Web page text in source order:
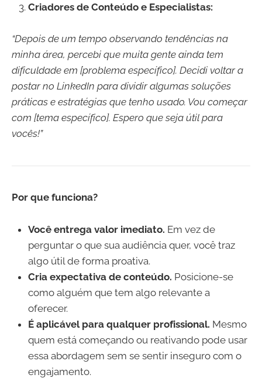
Criadores de Conteúdo e Especialistas:
“Depois de um tempo observando tendências na
minha área, percebi que muita gente ainda tem
dificuldade em [problema específico]. Decidi voltar a
postar no LinkedIn para dividir algumas soluções
práticas e estratégias que tenho usado. Vou começar
com [tema específico]. Espero que seja útil para
vocês!”
Por que funciona?
Você entrega valor imediato. Em vez de
perguntar o que sua audiência quer, você traz
algo útil de forma proativa.
Cria expectativa de conteúdo. Posicione-se
como alguém que tem algo relevante a
oferecer.
É aplicável para qualquer profissional. Mesmo
quem está começando ou reativando pode usar
essa abordagem sem se sentir inseguro com o
engajamento.